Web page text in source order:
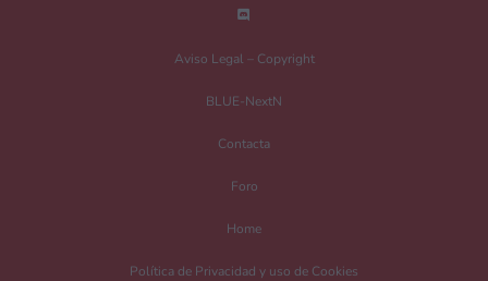
Aviso Legal – Copyright
BLUE-NextN
Contacta
Foro
Home
Política de Privacidad y uso de Cookies